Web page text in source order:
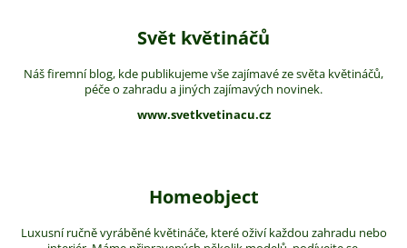
Svět květináčů
Náš firemní blog, kde publikujeme vše zajímavé ze světa květináčů,
péče o zahradu a jiných zajímavých novinek.
www.svetkvetinacu.cz
Homeobject
Luxusní ručně vyráběné květináče, které oživí každou zahradu nebo